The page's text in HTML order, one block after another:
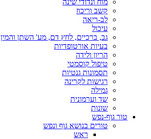
מוח ונדודי שינה
קשב וריכוז
לב-ריאה
עיכול
גב, ברכיים, לחץ דם, מע' השתן והמין
בעיות אורטופדיות
הריון ולידה
טיפול קוסמטי
תסמונות גנטיות
רגישות לקרינה
גמילה
שד וערמונית
שונות
טור גוף-נפש
טורים בנושא גוף ונפש
ראש